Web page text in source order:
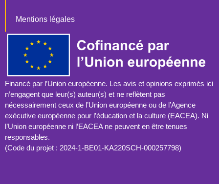
Mentions légales
Financé par l’Union européenne. Les avis et opinions exprimés ici
n’engagent que leur(s) auteur(s) et ne reflètent pas
nécessairement ceux de l’Union européenne ou de l’Agence
exécutive européenne pour l’éducation et la culture (EACEA). Ni
l’Union européenne ni l’EACEA ne peuvent en être tenues
responsables.
(Code du projet : 2024-1-BE01-KA220SCH-000257798)